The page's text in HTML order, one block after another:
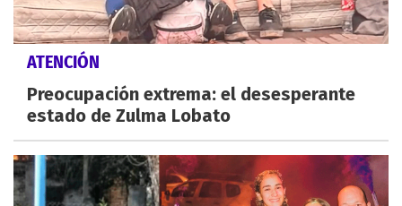
ATENCIÓN
Preocupación extrema: el desesperante
estado de Zulma Lobato